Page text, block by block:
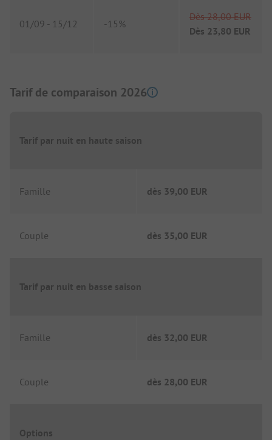
01/09 - 15/12 -15%
Dès 28,00 EUR
Dès 23,80 EUR
Tarif de comparaison 2026
Tarif par nuit en haute saison
Famille dès 39,00 EUR
Couple dès 35,00 EUR
Tarif par nuit en basse saison
Famille dès 32,00 EUR
Couple dès 28,00 EUR
Options